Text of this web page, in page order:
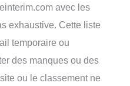
avec les
exhaustive. Cette liste
temporaire ou
des manques ou des
ou le classement ne